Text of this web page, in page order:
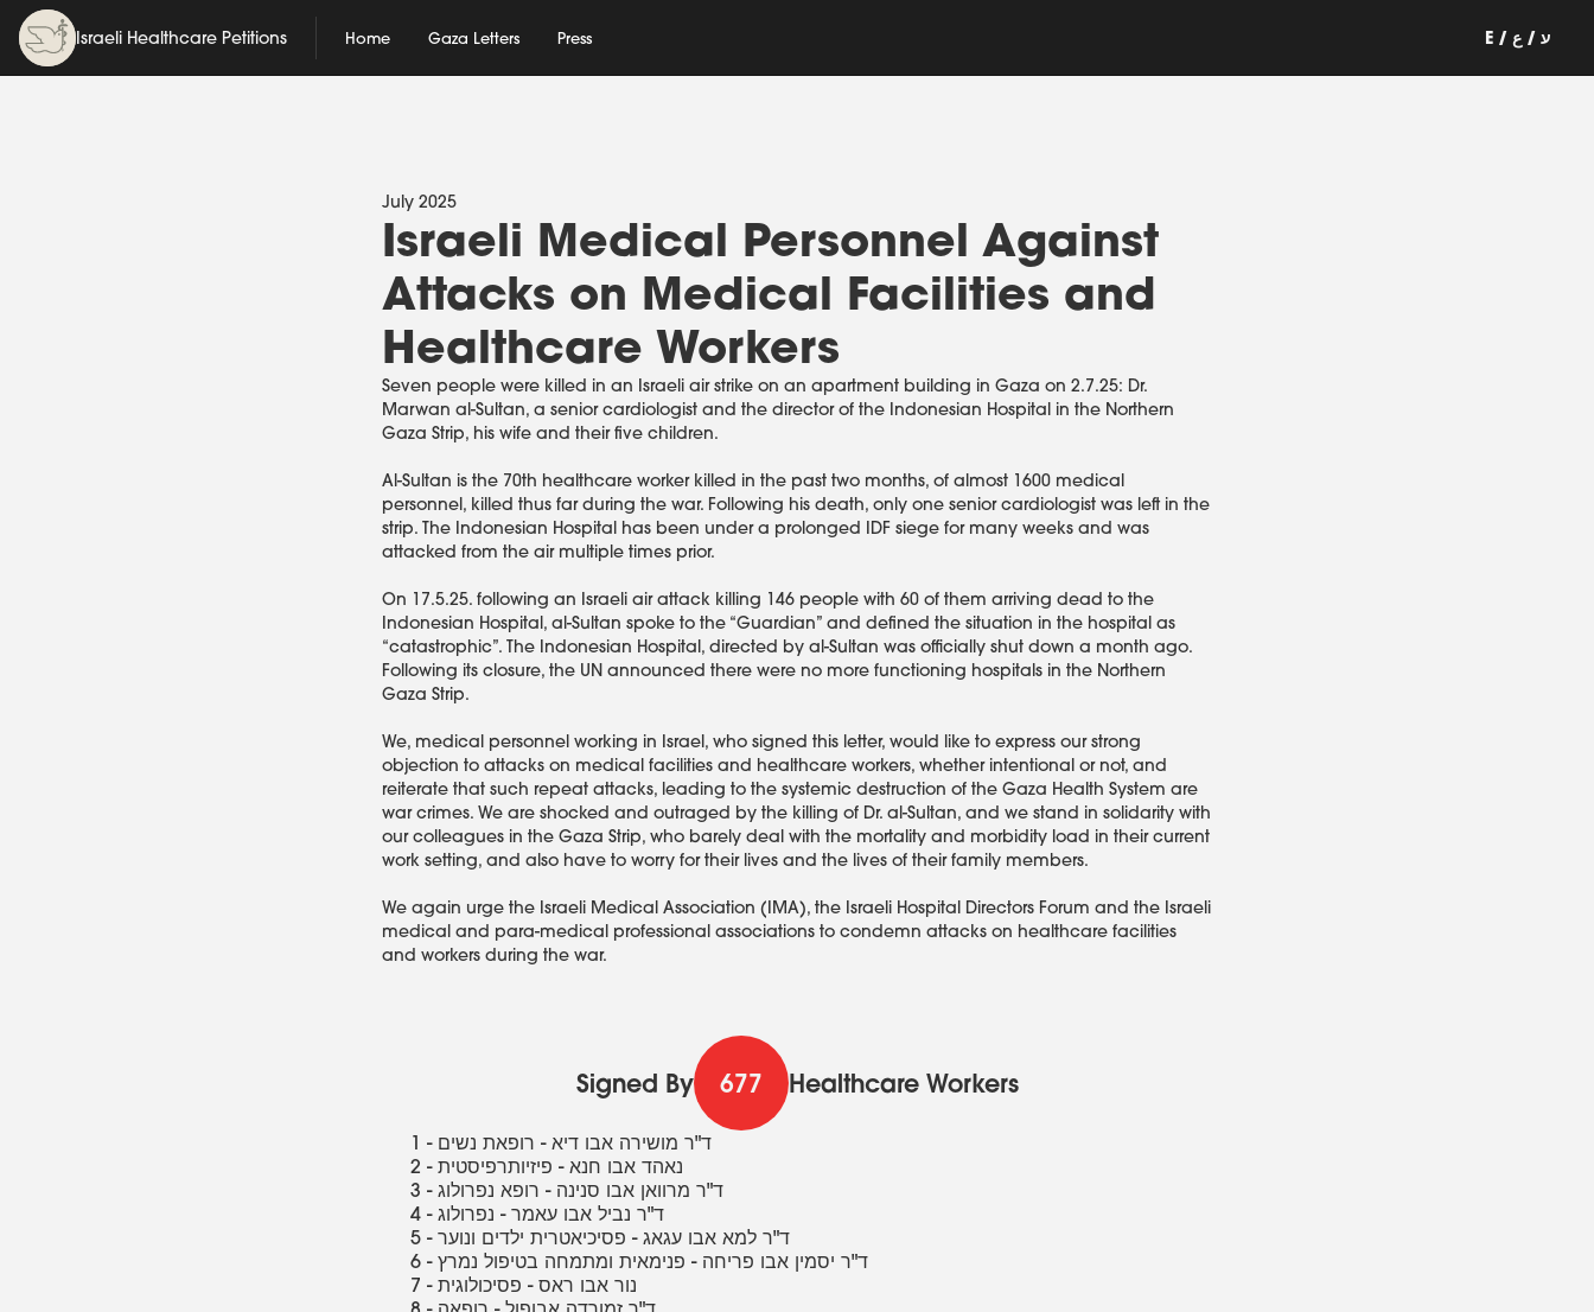
Israeli Healthcare Petitions Home Gaza Letters Press E / ע / ع
July 2025
Israeli Medical Personnel Against
Attacks on Medical Facilities and
Healthcare Workers
Seven people were killed in an Israeli air strike on an apartment building in Gaza on 2.7.25: Dr.
Marwan al-Sultan, a senior cardiologist and the director of the Indonesian Hospital in the Northern
Gaza Strip, his wife and their five children.
Al-Sultan is the 70th healthcare worker killed in the past two months, of almost 1600 medical
personnel, killed thus far during the war. Following his death, only one senior cardiologist was left in the
strip. The Indonesian Hospital has been under a prolonged IDF siege for many weeks and was
attacked from the air multiple times prior.
On 17.5.25. following an Israeli air attack killing 146 people with 60 of them arriving dead to the
Indonesian Hospital, al-Sultan spoke to the “Guardian” and defined the situation in the hospital as
“catastrophic”. The Indonesian Hospital, directed by al-Sultan was officially shut down a month ago.
Following its closure, the UN announced there were no more functioning hospitals in the Northern
Gaza Strip.
We, medical personnel working in Israel, who signed this letter, would like to express our strong
objection to attacks on medical facilities and healthcare workers, whether intentional or not, and
reiterate that such repeat attacks, leading to the systemic destruction of the Gaza Health System are
war crimes. We are shocked and outraged by the killing of Dr. al-Sultan, and we stand in solidarity with
our colleagues in the Gaza Strip, who barely deal with the mortality and morbidity load in their current
work setting, and also have to worry for their lives and the lives of their family members.
We again urge the Israeli Medical Association (IMA), the Israeli Hospital Directors Forum and the Israeli
medical and para-medical professional associations to condemn attacks on healthcare facilities
and workers during the war.
Signed By 677 Healthcare Workers
1 - ד"ר מושירה אבו דיא - רופאת נשים
2 - נאהד אבו חנא - פיזיותרפיסטית
3 - ד"ר מרוואן אבו סנינה - רופא נפרולוג
4 - ד"ר נביל אבו עאמר - נפרולוג
5 - ד"ר למא אבו עגאג - פסיכיאטרית ילדים ונוער
6 - ד"ר יסמין אבו פריחה - פנימאית ומתמחה בטיפול נמרץ
7 - נור אבו ראס - פסיכולוגית